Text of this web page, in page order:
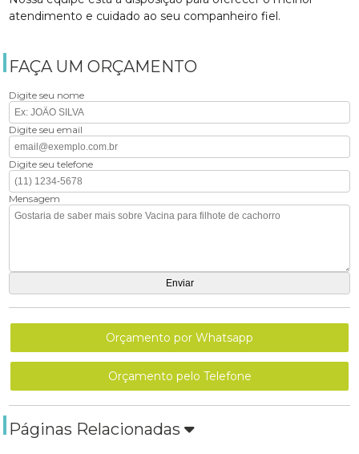
atendimento e cuidado ao seu companheiro fiel.
FAÇA UM ORÇAMENTO
Digite seu nome
Digite seu email
Digite seu telefone
Mensagem
Orçamento por Whatsapp
Orçamento pelo Telefone
Páginas Relacionadas